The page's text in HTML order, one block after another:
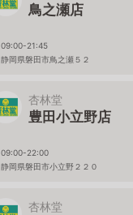
鳥之瀬店
09:00-21:45
静岡県磐田市鳥之瀬５２
杏林堂
豊田小立野店
09:00-22:00
静岡県磐田市小立野２２０
杏林堂